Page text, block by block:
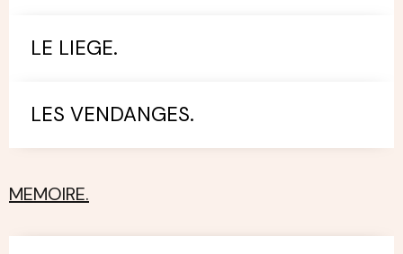
LE LIEGE.
LES VENDANGES.
MEMOIRE.